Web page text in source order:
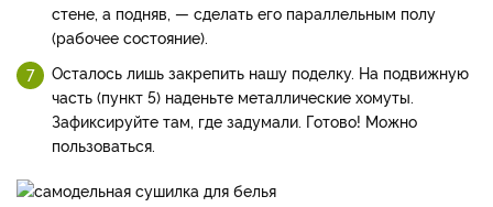
стене, а подняв, — сделать его параллельным полу
(рабочее состояние).
Осталось лишь закрепить нашу поделку. На подвижную
часть (пункт 5) наденьте металлические хомуты.
Зафиксируйте там, где задумали. Готово! Можно
пользоваться.